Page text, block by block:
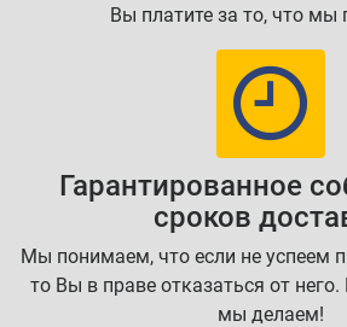
Вы платите за то, что мы
Гарантированное
сроков
Мы понимаем, что если не успеем
то Вы в праве отказаться от
мы делаем!